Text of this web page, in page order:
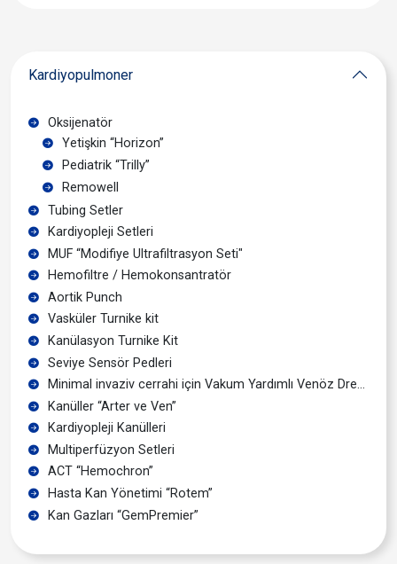
Kardiyopulmoner
Oksijenatör
Yetişkin “Horizon”
Pediatrik “Trilly”
Remowell
Tubing Setler
Kardiyopleji Setleri
MUF “Modifiye Ultrafiltrasyon Seti"
Hemofiltre / Hemokonsantratör
Aortik Punch
Vasküler Turnike kit
Kanülasyon Turnike Kit
Seviye Sensör Pedleri
Minimal invaziv cerrahi için Vakum Yardımlı Venöz Drenaj cihazları
Kanüller “Arter ve Ven”
Kardiyopleji Kanülleri
Multiperfüzyon Setleri
ACT “Hemochron”
Hasta Kan Yönetimi “Rotem”
Kan Gazları “GemPremier”